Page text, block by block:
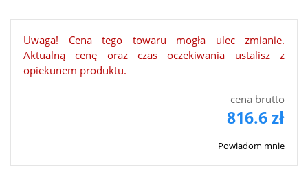
Uwaga! Cena tego towaru mogła ulec zmianie.
Aktualną cenę oraz czas oczekiwania ustalisz z
opiekunem produktu.
cena brutto
816.6 zł
Powiadom mnie